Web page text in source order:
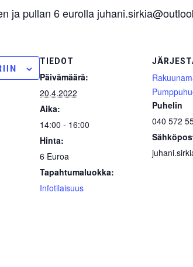
ja pullan 6 eurolla
TIEDOT
Päivämäärä:
20.4.2022
Aika:
14:00 - 16:00
Hinta:
6 Euroa
Tapahtumaluokka:
Infotilaisuus
Puhelin
040 572